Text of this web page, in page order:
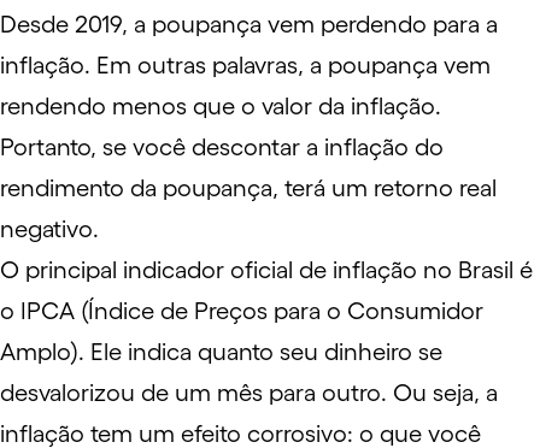
Desde 2019, a poupança vem perdendo para a
inflação. Em outras palavras, a poupança vem
rendendo menos que o valor da inflação.
Portanto, se você descontar a inflação do
rendimento da poupança, terá um retorno real
negativo.
O principal indicador oficial de inflação no Brasil é
o IPCA (Índice de Preços para o Consumidor
Amplo). Ele indica quanto seu dinheiro se
desvalorizou de um mês para outro. Ou seja, a
inflação tem um efeito corrosivo: o que você